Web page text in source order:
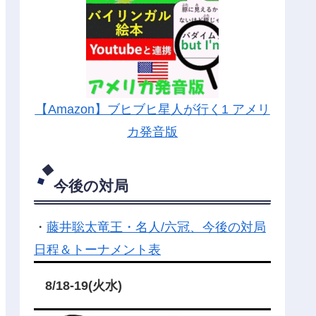
【Amazon】ブヒブヒ星人が行く1 アメリ
カ発音版
今後の対局
・ 藤井聡太竜王・名人/六冠、今後の対局
日程＆トーナメント表
8/18-19(火水)